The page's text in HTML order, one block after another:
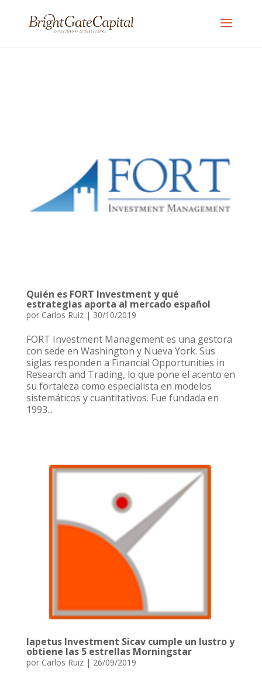
Quién es FORT Investment y qué
estrategias aporta al mercado español
por Carlos Ruiz| 30/10/2019
FORT Investment Management es una gestora
con sede en Washington y Nueva York. Sus
siglas responden a Financial Opportunities in
Research and Trading, lo que pone el acento en
su fortaleza como especialista en modelos
sistemáticos y cuantitativos. Fue fundada en
1993...
Iapetus Investment Sicav cumple un lustro y
obtiene las 5 estrellas Morningstar
por Carlos Ruiz| 26/09/2019